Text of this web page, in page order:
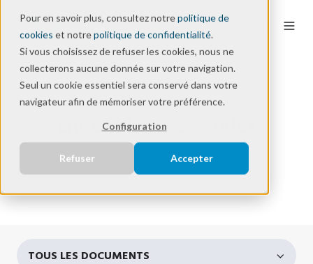
Pour en savoir plus, consultez notrepolitique de
cookies et notrepolitique de confidentialité.
Si vous choisissez de refuser les cookies, nous ne
collecterons aucune donnée sur votre navigation.
Seul un cookie essentiel sera conservé dans votre
navigateur afin de mémoriser votre préférence.
Configuration
Refuser Accepter
FR
Ressources
Livres blancs & Etudes
TOUS LES DOCUMENTS